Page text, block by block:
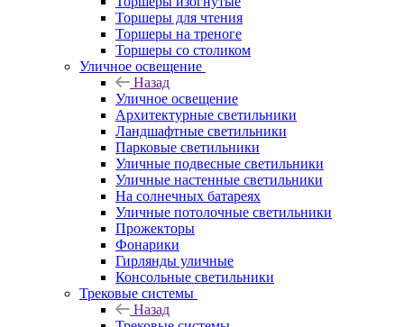
Торшеры для чтения
Торшеры на треноге
Торшеры со столиком
Уличное освещение
Назад
Уличное освещение
Архитектурные светильники
Ландшафтные светильники
Парковые светильники
Уличные подвесные светильники
Уличные настенные светильники
На солнечных батареях
Уличные потолочные светильники
Прожекторы
Фонарики
Гирлянды уличные
Консольные светильники
Трековые системы
Назад